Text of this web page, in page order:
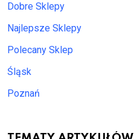
Dobre Sklepy
Najlepsze Sklepy
Polecany Sklep
Śląsk
Poznań